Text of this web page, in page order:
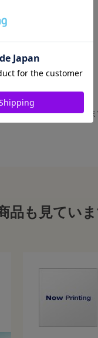
になります。
しております。
ることは、いたしかね
品も見てい